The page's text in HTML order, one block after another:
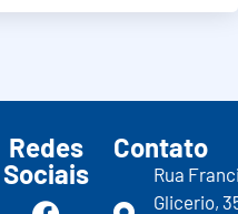
Redes
Sociais
Contato
Rua
Glicerio,